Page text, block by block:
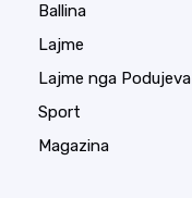
Ballina
Lajme
Lajme nga Podujeva
Sport
Magazina